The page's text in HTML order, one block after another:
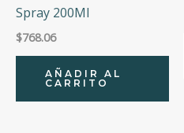
Spray 200Ml
$768.06
AÑADIR AL
CARRITO